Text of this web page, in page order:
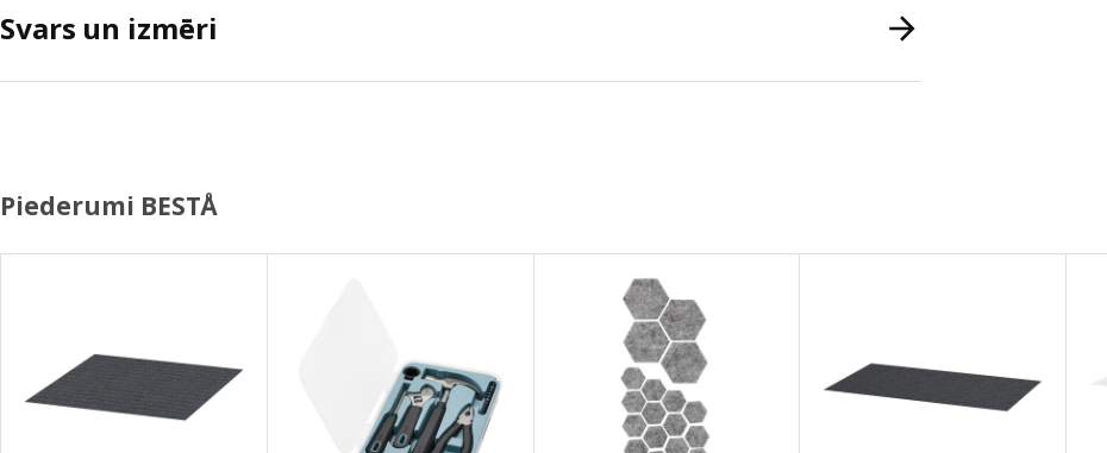
Svars un izmēri
Piederumi BESTÅ